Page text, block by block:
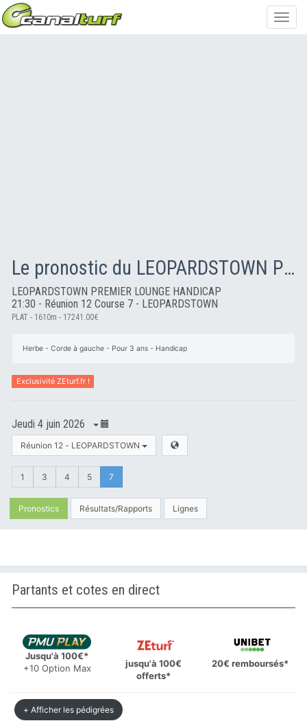
Le pronostic du LEOPARDSTOWN PREMIER LOUNGE HANDICAP
LEOPARDSTOWN PREMIER LOUNGE HANDICAP
21:30 - Réunion 12 Course 7 - LEOPARDSTOWN
PLAT - 1610m - 17241.00€
Herbe - Corde à gauche - Pour 3 ans - Handicap
Exclusivité ZEturf.fr !
Jeudi 4 juin 2026
Réunion 12 - LEOPARDSTOWN
1 3 4 5 7
Pronostics Résultats/Rapports Lignes
Partants et cotes en direct
Jusqu'à 100€*
+10 Option Max
jusqu'à 100€
offerts*
20€ remboursés*
+ Afficher les pédigrées